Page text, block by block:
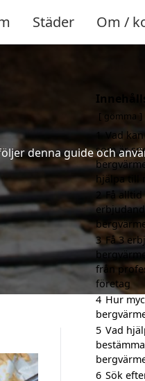
Städer Om /
denna guide och
gömma
1 Vad
som är
hjälpa till
2 Få
3 Få 3
från
företag
4 Hur
5 Vad
6 Sök